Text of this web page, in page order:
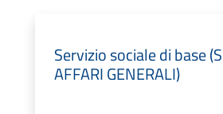
Servizio sociale di base
AFFARI GENERALI)